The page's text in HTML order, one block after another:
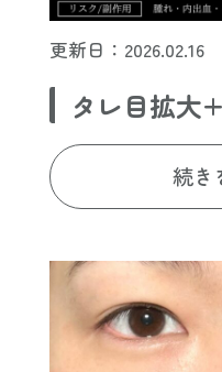
更新日：2026.02.16
タレ目拡大
続き